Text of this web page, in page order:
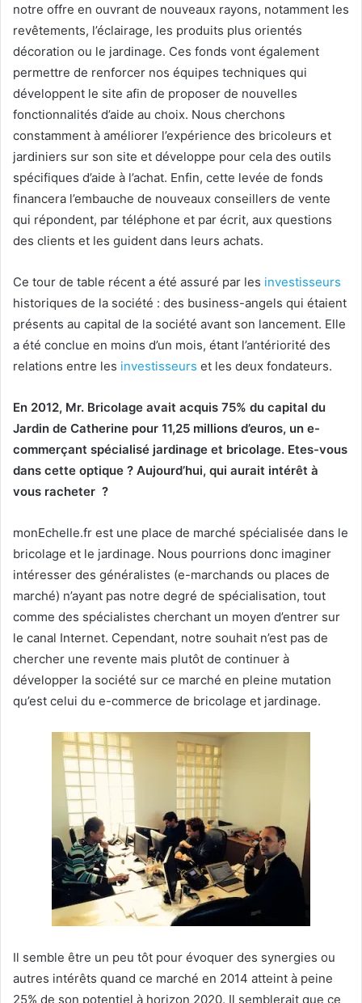
notre offre en ouvrant de nouveaux rayons, notamment les
revêtements, l’éclairage, les produits plus orientés
décoration ou le jardinage. Ces fonds vont également
permettre de renforcer nos équipes techniques qui
développent le site afin de proposer de nouvelles
fonctionnalités d’aide au choix. Nous cherchons
constamment à améliorer l’expérience des bricoleurs et
jardiniers sur son site et développe pour cela des outils
spécifiques d’aide à l’achat. Enfin, cette levée de fonds
financera l’embauche de nouveaux conseillers de vente
qui répondent, par téléphone et par écrit, aux questions
des clients et les guident dans leurs achats.
Ce tour de table récent a été assuré par les investisseurs
historiques de la société : des business-angels qui étaient
présents au capital de la société avant son lancement. Elle
a été conclue en moins d’un mois, étant l’antériorité des
relations entre les investisseurs et les deux fondateurs.
En 2012, Mr. Bricolage avait acquis 75% du capital du
Jardin de Catherine pour 11,25 millions d’euros, un e-
commerçant spécialisé jardinage et bricolage. Etes-vous
dans cette optique ? Aujourd’hui, qui aurait intérêt à
vous racheter ?
monEchelle.fr est une place de marché spécialisée dans le
bricolage et le jardinage. Nous pourrions donc imaginer
intéresser des généralistes (e-marchands ou places de
marché) n’ayant pas notre degré de spécialisation, tout
comme des spécialistes cherchant un moyen d’entrer sur
le canal Internet. Cependant, notre souhait n’est pas de
chercher une revente mais plutôt de continuer à
développer la société sur ce marché en pleine mutation
qu’est celui du e-commerce de bricolage et jardinage.
Il semble être un peu tôt pour évoquer des synergies ou
autres intérêts quand ce marché en 2014 atteint à peine
25% de son potentiel à horizon 2020. Il semblerait que ce